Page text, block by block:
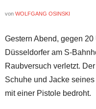
von WOLFGANG OSINSKI
Gestern Abend, gegen
Düsseldorfer am S-
Raubversuch verletzt.
Schuhe und Jacke
mit einer Pistole bedroht.